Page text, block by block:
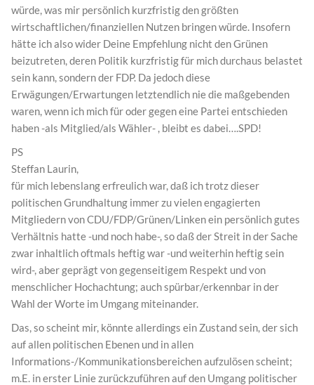
würde, was mir persönlich kurzfristig den größten
wirtschaftlichen/finanziellen Nutzen bringen würde. Insofern
hätte ich also wider Deine Empfehlung nicht den Grünen
beizutreten, deren Politik kurzfristig für mich durchaus belastet
sein kann, sondern der FDP. Da jedoch diese
Erwägungen/Erwartungen letztendlich nie die maßgebenden
waren, wenn ich mich für oder gegen eine Partei entschieden
haben -als Mitglied/als Wähler- , bleibt es dabei….SPD!
PS
Steffan Laurin,
für mich lebenslang erfreulich war, daß ich trotz dieser
politischen Grundhaltung immer zu vielen engagierten
Mitgliedern von CDU/FDP/Grünen/Linken ein persönlich gutes
Verhältnis hatte -und noch habe-, so daß der Streit in der Sache
zwar inhaltlich oftmals heftig war -und weiterhin heftig sein
wird-, aber geprägt von gegenseitigem Respekt und von
menschlicher Hochachtung; auch spürbar/erkennbar in der
Wahl der Worte im Umgang miteinander.
Das, so scheint mir, könnte allerdings ein Zustand sein, der sich
auf allen politischen Ebenen und in allen
Informations-/Kommunikationsbereichen aufzulösen scheint;
m.E. in erster Linie zurückzuführen auf den Umgang politischer